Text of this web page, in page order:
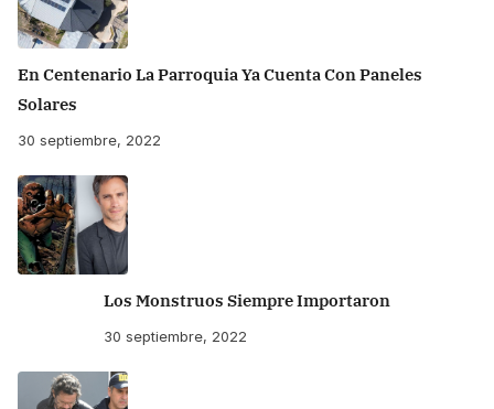
En Centenario La Parroquia Ya Cuenta Con Paneles
Solares
30 septiembre, 2022
Los Monstruos Siempre Importaron
30 septiembre, 2022